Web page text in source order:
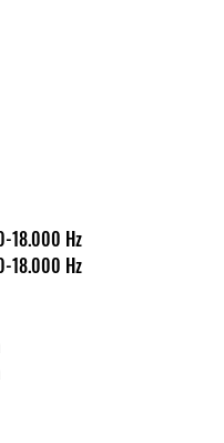
100-18.000 Hz
100-18.000 Hz